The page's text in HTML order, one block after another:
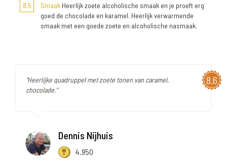
8,5 Smaak Heerlijk zoete alcoholische smaak en je proeft erg
goed de chocolade en karamel. Heerlijk verwarmende
smaak met een goede zoete en alcoholische nasmaak.
8,6
"Heerlijke quadruppel met zoete tonen van caramel,
chocolade."
Dennis Nijhuis
4.950